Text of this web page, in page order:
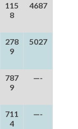
115
8
4687
278
9
5027
787
9
—-
711
4
—-